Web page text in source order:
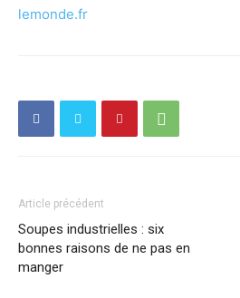
lemonde.fr
Article précédent
Soupes industrielles : six
bonnes raisons de ne pas en
manger